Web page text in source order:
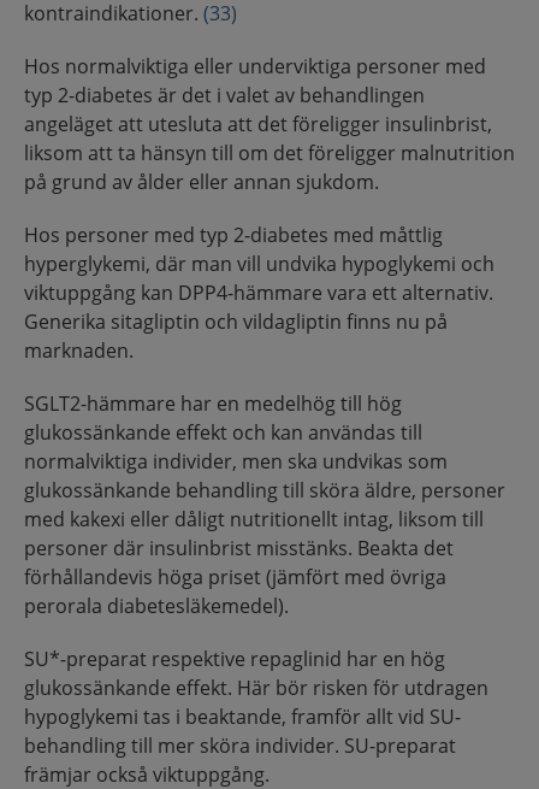
kontraindikationer. (33)
Hos normalviktiga eller underviktiga personer med
typ 2-diabetes är det i valet av behandlingen
angeläget att utesluta att det föreligger insulinbrist,
liksom att ta hänsyn till om det föreligger malnutrition
på grund av ålder eller annan sjukdom.
Hos personer med typ 2-diabetes med måttlig
hyperglykemi, där man vill undvika hypoglykemi och
viktuppgång kan DPP4-hämmare vara ett alternativ.
Generika sitagliptin och vildagliptin finns nu på
marknaden.
SGLT2-hämmare har en medelhög till hög
glukossänkande effekt och kan användas till
normalviktiga individer, men ska undvikas som
glukossänkande behandling till sköra äldre, personer
med kakexi eller dåligt nutritionellt intag, liksom till
personer där insulinbrist misstänks. Beakta det
förhållandevis höga priset (jämfört med övriga
perorala diabetesläkemedel).
SU*-preparat respektive repaglinid har en hög
glukossänkande effekt. Här bör risken för utdragen
hypoglykemi tas i beaktande, framför allt vid SU-
behandling till mer sköra individer. SU-preparat
främjar också viktuppgång.